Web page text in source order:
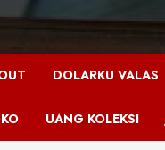
DOLARKU VALAS
UANG KOLEKSI